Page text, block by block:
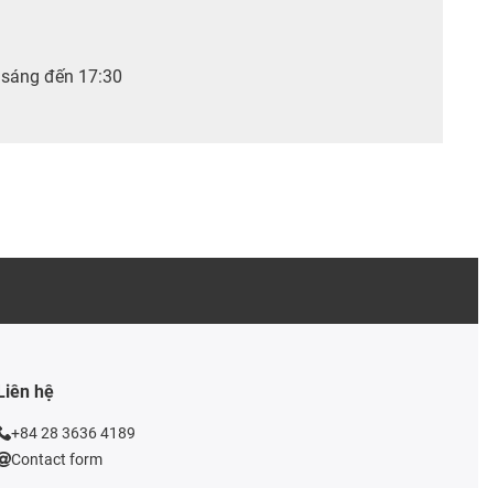
đến 17:30
hệ
+84 28 3636 4189
Contact form